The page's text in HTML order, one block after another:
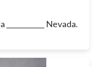
Nevada.